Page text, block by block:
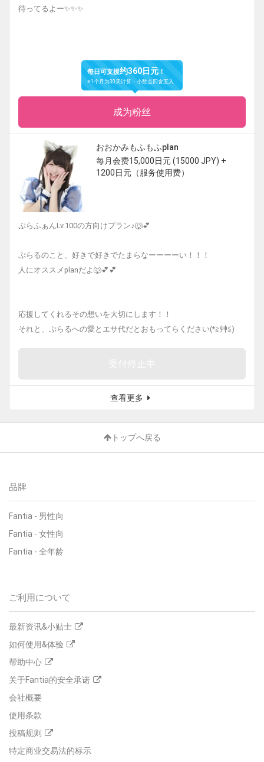
待ってるよー✨✨✨
每日可支援约360日元！
※1个月为30天计算・小数点四舍五入
成为粉丝
おおかみもふもふplan
每月会费15,000日元 (15000 JPY) +
1200日元（服务使用费）
ぷらふぁんLv.100の方向けプラン♪🐺💕
ぷらるのこと、好きで好きでたまらなーーーーい！！！
人にオススメplanだよ🐺💕💕
応援してくれるその想いを大切にします！！
それと、ぷらるへの愛とエサ代だとおもってらください(*≧艸≦)
查看更多
トップへ戻る
品牌
Fantia - 男性向
Fantia - 女性向
Fantia - 全年龄
ご利用について
最新资讯&小贴士
如何使用&体验
帮助中心
关于Fantia的安全承诺
会社概要
使用条款
投稿规则
特定商业交易法的标示